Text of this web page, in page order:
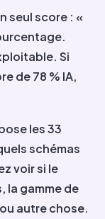
seul score : «
Si
de 78 % IA,
les 33
schémas
voir si le
la gamme de
autre chose.